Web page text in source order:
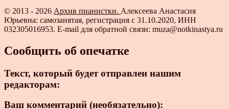
© 2013 - 2026 Архив пианистки. Алексеева Анастасия
Юрьевна: самозанятая, регистрация с 31.10.2020, ИНН
032305016953. E-mail для обратной связи: muza@notkinastya.ru
Сообщить об опечатке
Текст, который будет отправлен нашим
редакторам:
Ваш комментарий (необязательно):